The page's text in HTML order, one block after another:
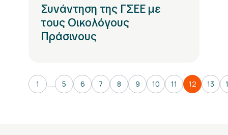
Συνάντηση της ΓΣΕΕ με
τους Οικολόγους
Πράσινους
1 .... 5 6 7 8 9 10 11 12 13